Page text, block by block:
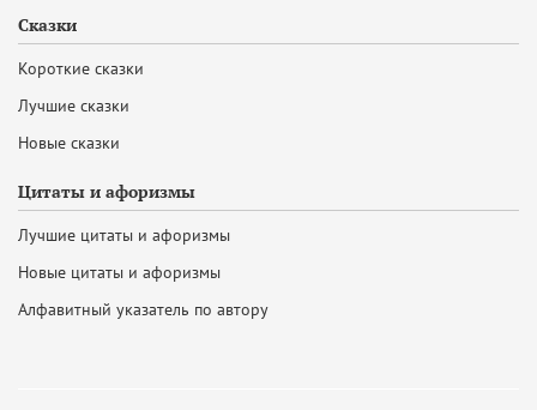
Сказки
Короткие сказки
Лучшие сказки
Новые сказки
Цитаты и афоризмы
Лучшие цитаты и афоризмы
Новые цитаты и афоризмы
Алфавитный указатель по автору